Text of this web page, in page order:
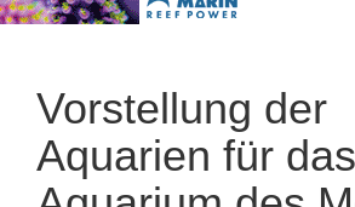
Vorstellung der
Aquarien für das